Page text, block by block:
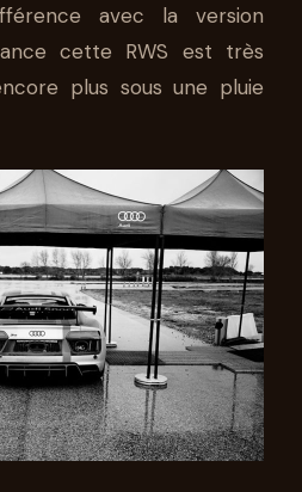
avec la version
cette RWS est très
plus sous une pluie